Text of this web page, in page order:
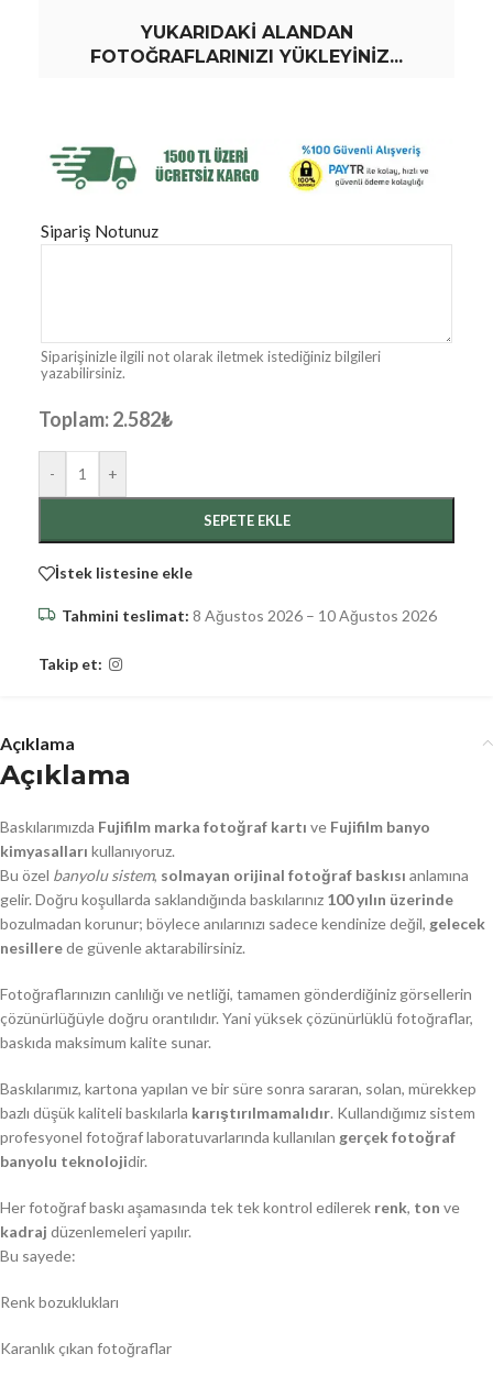
YUKARIDAKI ALANDAN
FOTOĞRAFLARINIZI YÜKLEYINIZ...
Sipariş Notunuz
Siparişinizle ilgili not olarak iletmek istediğiniz bilgileri
yazabilirsiniz.
Toplam:2.582₺
- +
SEPETE EKLE
İstek listesine ekle
Tahmini teslimat: 8 Ağustos 2026 – 10 Ağustos 2026
Takip et:
Açıklama
Açıklama
Baskılarımızda Fujifilm marka fotoğraf kartı ve Fujifilm banyo
kimyasalları kullanıyoruz.
Bu özel banyolu sistem, solmayan orijinal fotoğraf baskısı anlamına
gelir. Doğru koşullarda saklandığında baskılarınız 100 yılın üzerinde
bozulmadan korunur; böylece anılarınızı sadece kendinize değil, gelecek
nesillerede güvenle aktarabilirsiniz.
Fotoğraflarınızın canlılığı ve netliği, tamamen gönderdiğiniz görsellerin
çözünürlüğüyle doğru orantılıdır. Yani yüksek çözünürlüklü fotoğraflar,
baskıda maksimum kalite sunar.
Baskılarımız, kartona yapılan ve bir süre sonra sararan, solan, mürekkep
bazlı düşük kaliteli baskılarla karıştırılmamalıdır. Kullandığımız sistem
profesyonel fotoğraf laboratuvarlarında kullanılan gerçek fotoğraf
banyolu teknolojidir.
Her fotoğraf baskı aşamasında tek tek kontrol edilerek renk, ton ve
kadraj düzenlemeleri yapılır.
Bu sayede:
Renk bozuklukları
Karanlık çıkan fotoğraflar